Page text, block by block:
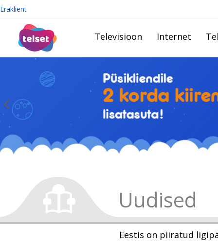
Eraklient
Televisioon Internet
Uudised
Eestis on piiratud